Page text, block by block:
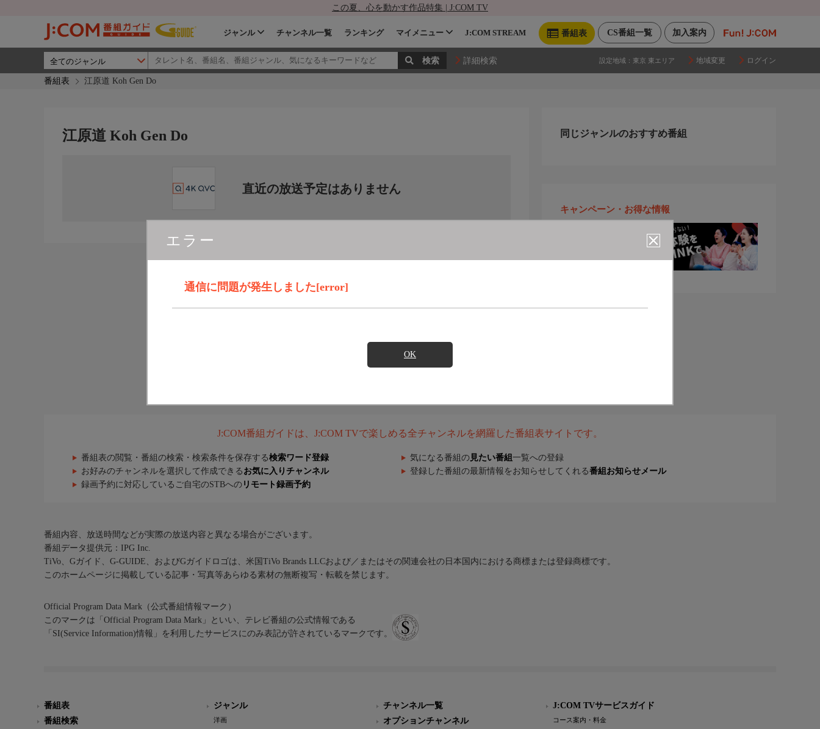
この夏、心を動かす作品特集 | J:COM TV
加入案内
CS番組一覧
番組表
ジャンル チャンネル一覧 ランキング マイメニュー J:COM STREAM
詳細検索 設定地域： 東京 東エリア 地域変更 ログイン
番組表 江原道 Koh Gen Do
エラー
通信に問題が発生しました[error]
OK
江原道 Koh Gen Do
直近の放送予定はありません
同じジャンルのおすすめ番組
キャンペーン・お得な情報
J:COM番組ガイドは、J:COM TVで楽しめる全チャンネルを網羅した番組表サイトです。
番組表の閲覧・番組の検索・検索条件を保存する検索ワード登録 気になる番組の 見たい番組 一覧への登録
お好みのチャンネルを選択して作成できる お気に入りチャンネル 登録した番組の最新情報をお知らせしてくれる番組お知らせメール
録画予約に対応しているご自宅のSTBへの リモート録画予約
番組内容、放送時間などが実際の放送内容と異なる場合がございます。
番組データ提供元：IPG Inc.
TiVo、Gガイド、G-GUIDE、およびGガイドロゴは、米国TiVo Brands LLCおよび／またはその関連会社の日本国内における商標または登録商標です。
このホームページに掲載している記事・写真等あらゆる素材の無断複写・転載を禁じます。
Official Program Data Mark（公式番組情報マーク）
このマークは「Official Program Data Mark」といい、テレビ番組の公式情報である
「SI(Service Information)情報」を利用したサービスにのみ表記が許されているマークです。
番組表
番組検索
ジャンル
洋画
チャンネル一覧
オプションチャンネル
J:COM TVサービスガイド
コース案内・料金